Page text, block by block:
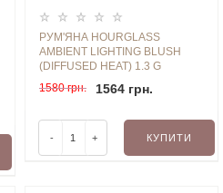
РУМ'ЯНА HOURGLASS
AMBIENT LIGHTING BLUSH
(DIFFUSED HEAT) 1.3 G
1580 грн.
1564 грн.
- + КУПИТИ